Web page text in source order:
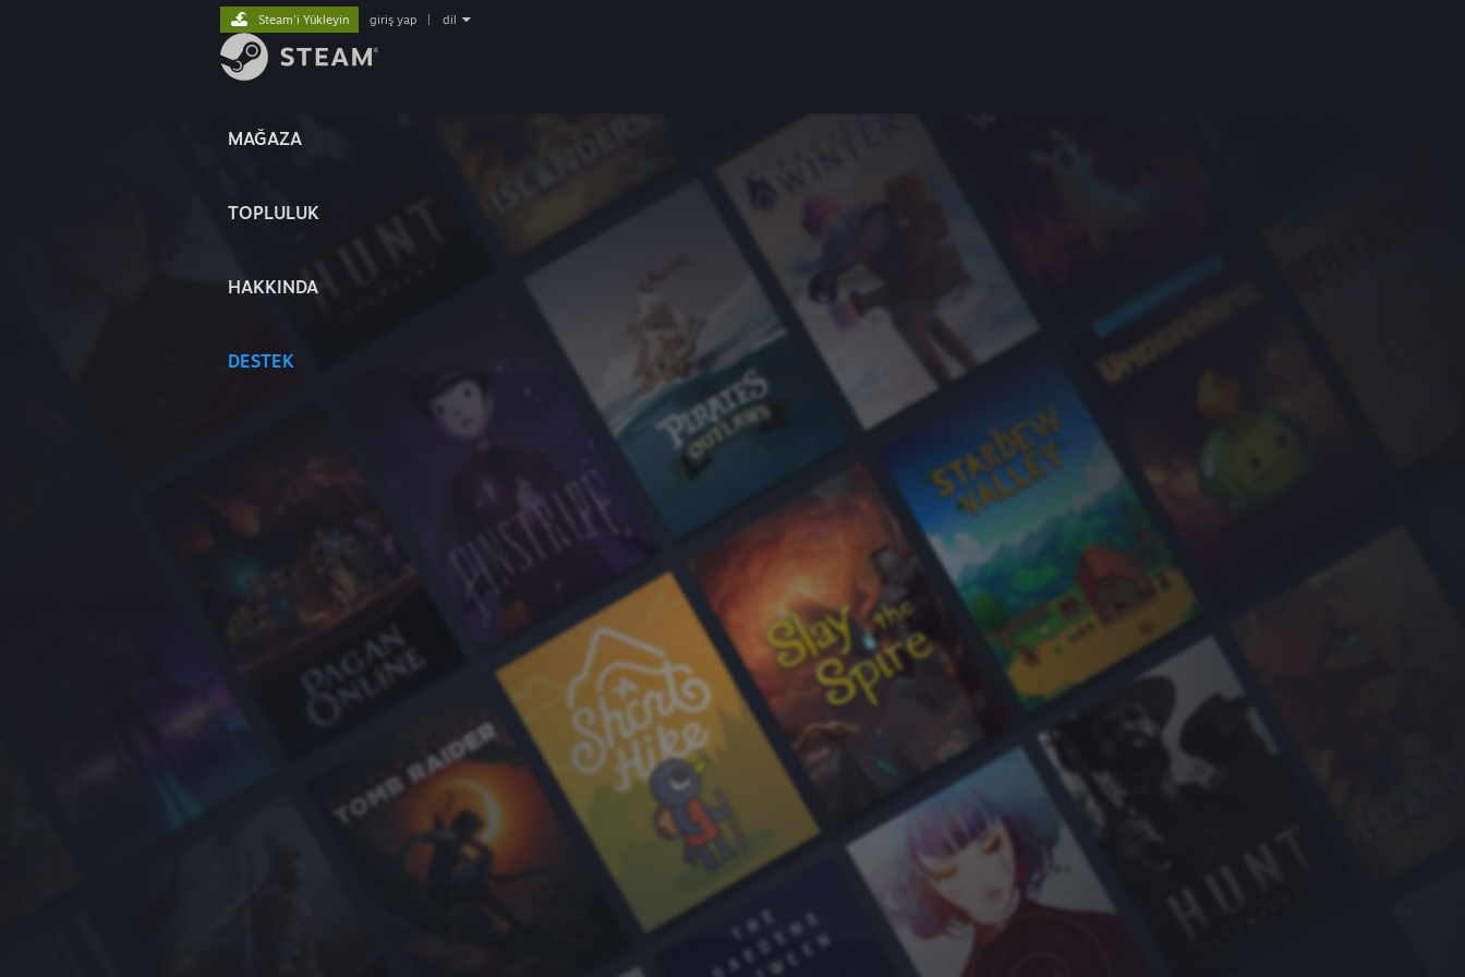
MAĞAZA
TOPLULUK
HAKKINDA
DESTEK
Steam'i Yükleyin giriş yap dil